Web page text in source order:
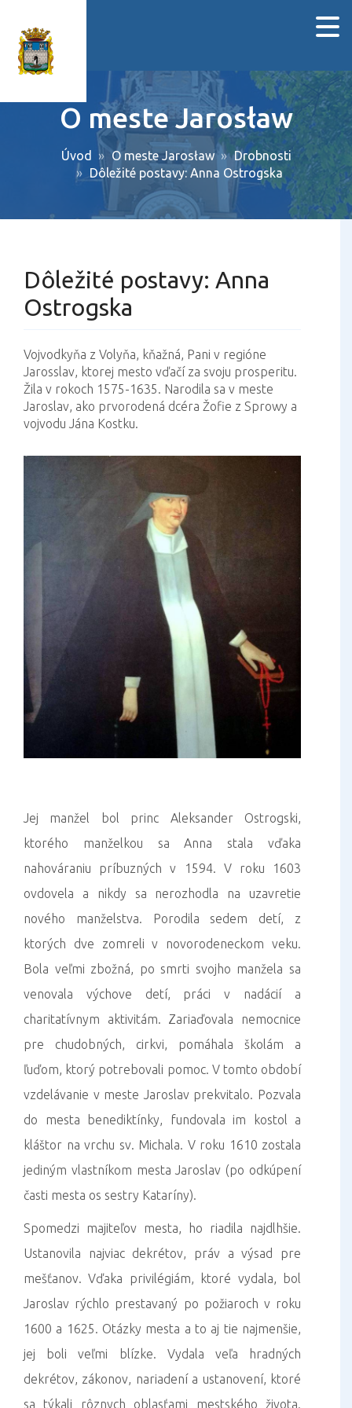
O meste Jarosław
Úvod O meste Jarosław
Drobnosti
Dôležité postavy: Anna Ostrogska
Dôležité postavy: Anna
Ostrogska
Vojvodkyňa z Volyňa, kňažná, Pani v regióne
Jarosslav, ktorej mesto vďačí za svoju prosperitu.
Žila v rokoch 1575-1635. Narodila sa v meste
Jaroslav, ako prvorodená dcéra Žofie z Sprowy a
vojvodu Jána Kostku.
Jej manžel bol princ Aleksander Ostrogski,
ktorého manželkou sa Anna stala vďaka
nahováraniu príbuzných v 1594. V roku 1603
ovdovela a nikdy sa nerozhodla na uzavretie
nového manželstva. Porodila sedem detí, z
ktorých dve zomreli v novorodeneckom veku.
Bola veľmi zbožná, po smrti svojho manžela sa
venovala výchove detí, práci v nadácií a
charitatívnym aktivitám. Zariaďovala nemocnice
pre chudobných, cirkvi, pomáhala školám a
ľuďom, ktorý potrebovali pomoc. V tomto období
vzdelávanie v meste Jaroslav prekvitalo. Pozvala
do mesta benediktínky, fundovala im kostol a
kláštor na vrchu sv. Michala. V roku 1610 zostala
jediným vlastníkom mesta Jaroslav (po odkúpení
časti mesta os sestry Kataríny).
Spomedzi majiteľov mesta, ho riadila najdlhšie.
Ustanovila najviac dekrétov, práv a výsad pre
mešťanov. Vďaka privilégiám, ktoré vydala, bol
Jaroslav rýchlo prestavaný po požiaroch v roku
1600 a 1625. Otázky mesta a to aj tie najmenšie,
jej boli veľmi blízke. Vydala veľa hradných
dekrétov, zákonov, nariadení a ustanovení, ktoré
sa týkali rôznych oblasťami mestského života.